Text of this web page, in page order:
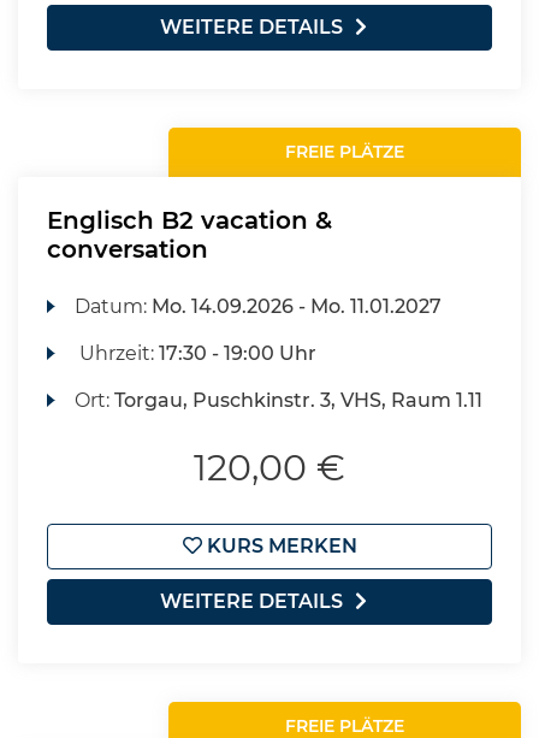
WEITERE DETAILS
FREIE PLÄTZE
Englisch B2 vacation &
conversation
Datum: Mo. 14.09.2026 - Mo. 11.01.2027
Uhrzeit:17:30 - 19:00 Uhr
Ort:Torgau, Puschkinstr. 3, VHS, Raum 1.11
120,00 €
KURS MERKEN
WEITERE DETAILS
FREIE PLÄTZE